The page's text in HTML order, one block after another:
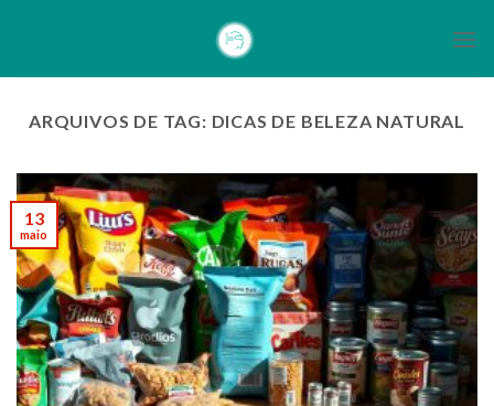
ARQUIVOS DE TAG: DICAS DE BELEZA NATURAL
13
maio